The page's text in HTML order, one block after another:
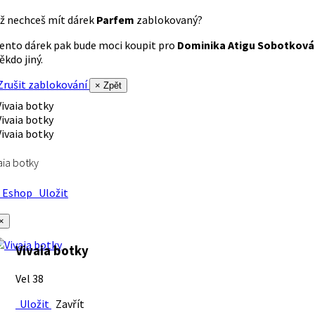
nechceš mít dárek Parfem zablokovaný?
dárek pak bude moci koupit pro Dominika Atigu Sobotková
jiný.
zablokování
× Zpět
botky
Uložit
Vivaia botky
Vel 38
Uložit Zavřít